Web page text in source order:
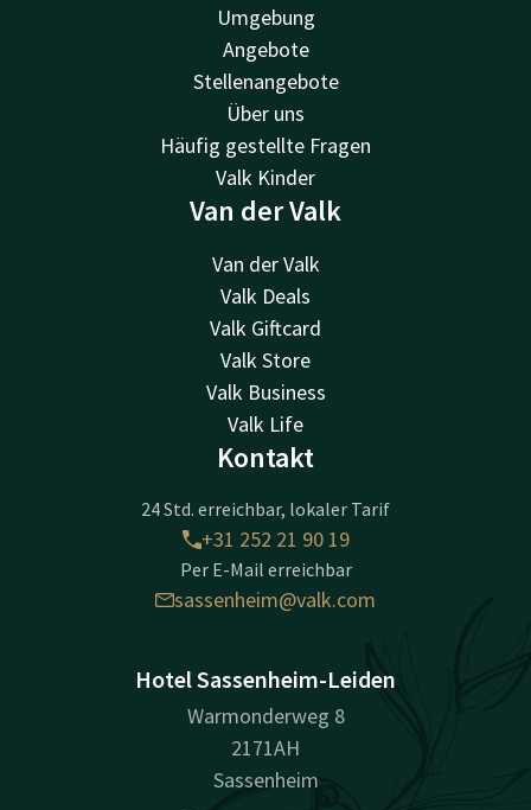
Umgebung
Angebote
Stellenangebote
Über uns
Häufig gestellte Fragen
Valk Kinder
Van der Valk
Van der Valk
Valk Deals
Valk Giftcard
Valk Store
Valk Business
Valk Life
Kontakt
24 Std. erreichbar, lokaler Tarif
+31 252 21 90 19
Per E-Mail erreichbar
sassenheim@valk.com
Hotel Sassenheim-Leiden
Warmonderweg 8
2171AH
Sassenheim